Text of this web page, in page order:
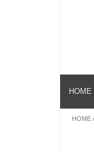
HOME
HOME